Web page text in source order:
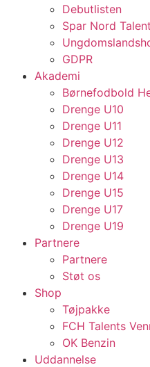
Debutlisten
Spar Nord
GDPR
Akademi
Børnefodbold
Drenge U10
Drenge U11
Drenge U12
Drenge U13
Drenge U14
Drenge U15
Drenge U17
Drenge U19
Partnere
Partnere
Støt os
Shop
Tøjpakke
FCH Talents
OK Benzin
Uddannelse